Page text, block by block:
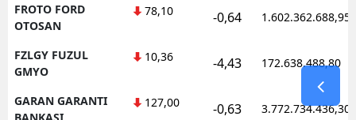
FROTO FORD
OTOSAN
78,10 -0,64 1.602.362.688,95
FZLGY FUZUL
GMYO
10,36 -4,43 172.638.488,80
GARAN GARANTI
BANKASI
127,00 -0,63 3.772.734.436,30